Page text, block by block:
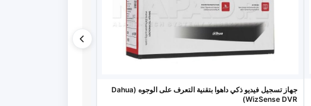
جهاز تسجيل فيديو ذكي داهوا بتقنية التعرف على الوجوه (Dahua
WizSense DVR)